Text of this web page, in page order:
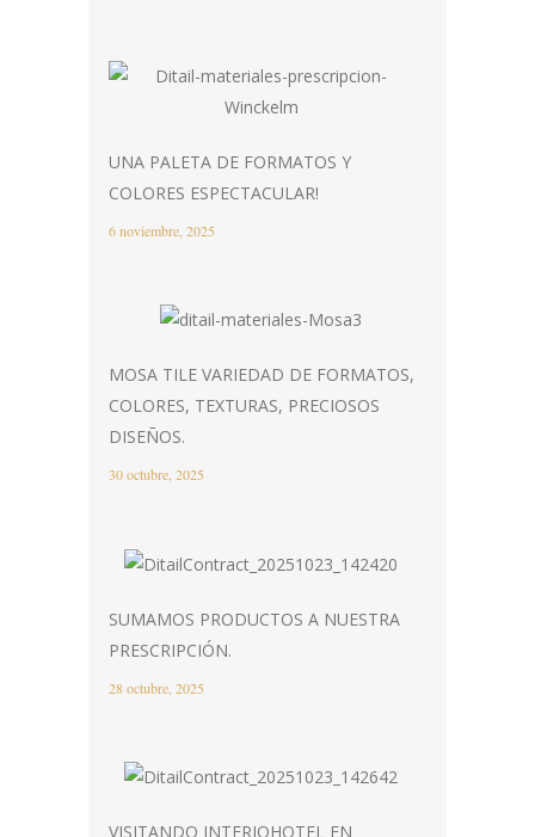
UNA PALETA DE FORMATOS Y
COLORES ESPECTACULAR!
6 noviembre, 2025
MOSA TILE VARIEDAD DE FORMATOS,
COLORES, TEXTURAS, PRECIOSOS
DISEÑOS.
30 octubre, 2025
SUMAMOS PRODUCTOS A NUESTRA
PRESCRIPCIÓN.
28 octubre, 2025
VISITANDO INTERIOHOTEL EN